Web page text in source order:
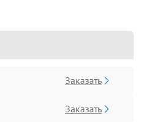
Заказать
Заказать